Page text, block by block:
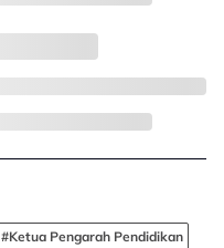
#Ketua Pengarah Pendidikan